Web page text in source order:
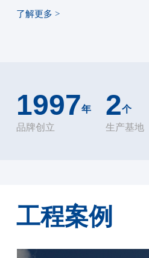
了解更多 >
1997年
品牌创立
2个
生产基地
工程案例